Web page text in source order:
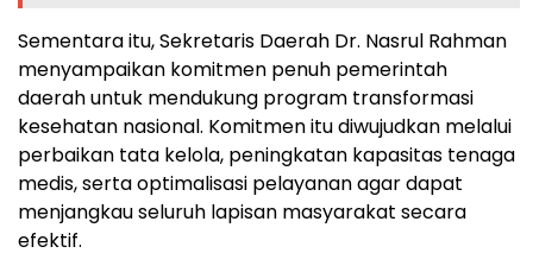
Sementara itu, Sekretaris Daerah Dr. Nasrul Rahman
menyampaikan komitmen penuh pemerintah
daerah untuk mendukung program transformasi
kesehatan nasional. Komitmen itu diwujudkan melalui
perbaikan tata kelola, peningkatan kapasitas tenaga
medis, serta optimalisasi pelayanan agar dapat
menjangkau seluruh lapisan masyarakat secara
efektif.